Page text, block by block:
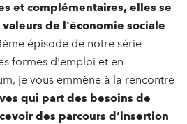
et complémentaires, elles se
de l'économie sociale
épisode de notre série
formes d'emploi et en
je vous emmène à la rencontre
qui part des besoins de
des parcours d’insertion